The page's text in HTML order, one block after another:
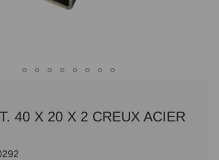
40 X 20 X 2 CREUX ACIER